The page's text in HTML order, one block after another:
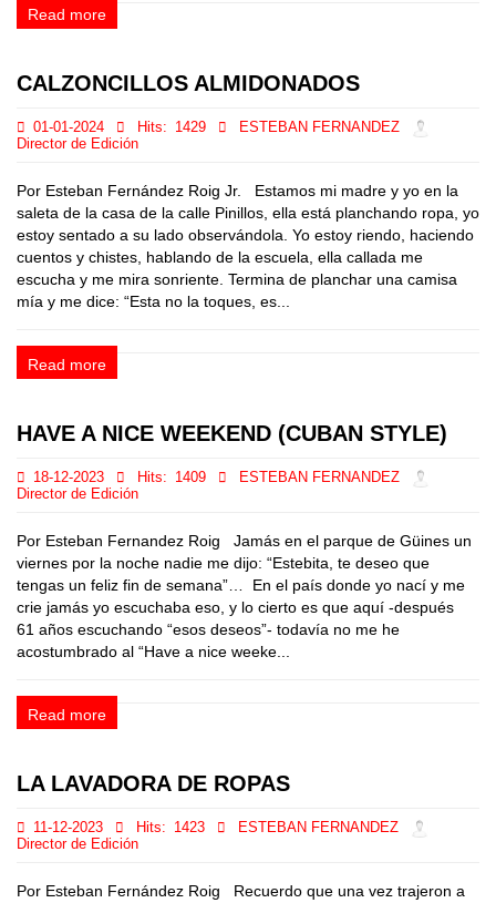
Read more
CALZONCILLOS ALMIDONADOS
01-01-2024 Hits: 1429
ESTEBAN FERNANDEZ
Director de Edición
Por Esteban Fernández Roig Jr. Estamos mi madre y yo en la
saleta de la casa de la calle Pinillos, ella está planchando ropa, yo
estoy sentado a su lado observándola. Yo estoy riendo, haciendo
cuentos y chistes, hablando de la escuela, ella callada me
escucha y me mira sonriente. Termina de planchar una camisa
mía y me dice: “Esta no la toques, es...
Read more
HAVE A NICE WEEKEND (CUBAN STYLE)
18-12-2023 Hits: 1409
ESTEBAN FERNANDEZ
Director de Edición
Por Esteban Fernandez Roig Jamás en el parque de Güines un
viernes por la noche nadie me dijo: “Estebita, te deseo que
tengas un feliz fin de semana”… En el país donde yo nací y me
crie jamás yo escuchaba eso, y lo cierto es que aquí -después
61 años escuchando “esos deseos”- todavía no me he
acostumbrado al “Have a nice weeke...
Read more
LA LAVADORA DE ROPAS
11-12-2023 Hits: 1423
ESTEBAN FERNANDEZ
Director de Edición
Por Esteban Fernández Roig Recuerdo que una vez trajeron a